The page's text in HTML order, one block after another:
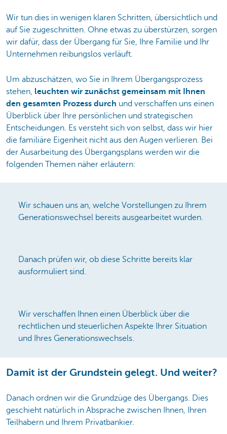
Wir tun dies in wenigen klaren Schritten, übersichtlich und
auf Sie zugeschnitten. Ohne etwas zu überstürzen, sorgen
wir dafür, dass der Übergang für Sie, Ihre Familie und Ihr
Unternehmen reibungslos verläuft.
Um abzuschätzen, wo Sie in Ihrem Übergangsprozess
stehen, leuchten wir zunächst gemeinsam mit Ihnen
den gesamten Prozess durch und verschaffen uns einen
Überblick über Ihre persönlichen und strategischen
Entscheidungen. Es versteht sich von selbst, dass wir hier
die familiäre Eigenheit nicht aus den Augen verlieren. Bei
der Ausarbeitung des Übergangsplans werden wir die
folgenden Themen näher erläutern:
Wir schauen uns an, welche Vorstellungen zu Ihrem
Generationswechsel bereits ausgearbeitet wurden.
Danach prüfen wir, ob diese Schritte bereits klar
ausformuliert sind.
Wir verschaffen Ihnen einen Überblick über die
rechtlichen und steuerlichen Aspekte Ihrer Situation
und Ihres Generationswechsels.
Damit ist der Grundstein gelegt. Und weiter?
Danach ordnen wir die Grundzüge des Übergangs. Dies
geschieht natürlich in Absprache zwischen Ihnen, Ihren
Teilhabern und Ihrem Privatbankier.